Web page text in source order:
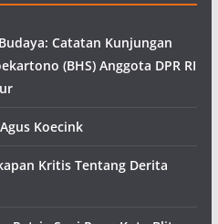
Catatan Kunjungan
(BHS) Anggota DPR RI
Koecink
Kritis Tentang Derita